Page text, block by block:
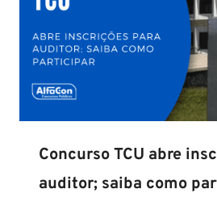
Concurso TCU abre
auditor; saiba como